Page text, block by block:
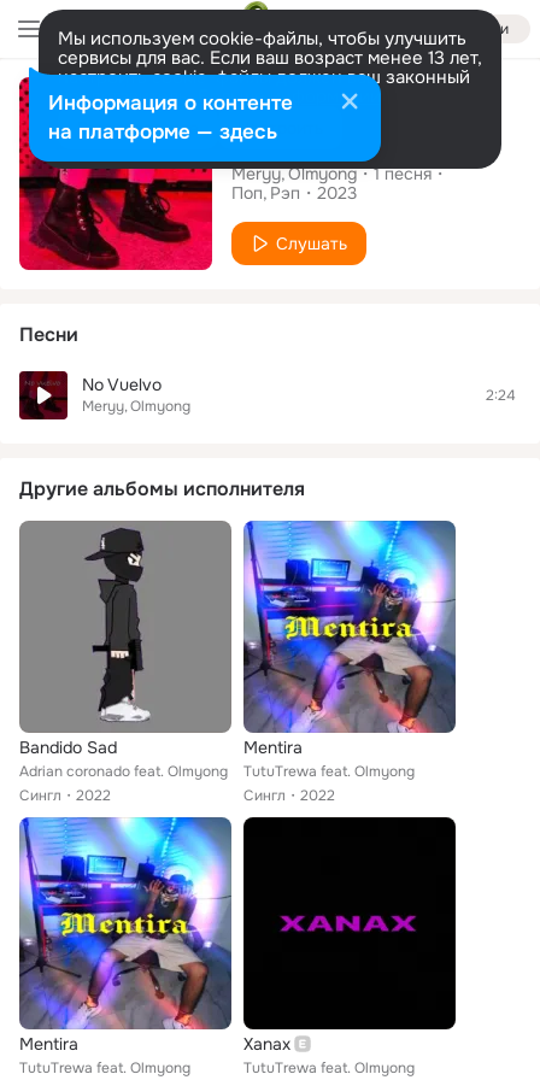
Войти
Мы используем cookie-файлы, чтобы улучшить
сервисы для вас. Если ваш возраст менее 13 лет,
настроить cookie-файлы должен ваш законный
представитель. Больше информации
Разрешить все Настроить
Сингл
No Vuelvo
Meryy Olmyong 1песня
Поп Рэп 2023
Слушать
Песни
No Vuelvo
Meryy Olmyong
2:24
Другие альбомы исполнителя
Bandido Sad
Adrian coronado feat. Olmyong
Сингл
2022
Mentira
TutuTrewa feat. Olmyong
Сингл
2022
Mentira
TutuTrewa feat. Olmyong
Xanax
TutuTrewa feat. Olmyong
Информация о контенте
на платформе — здесь